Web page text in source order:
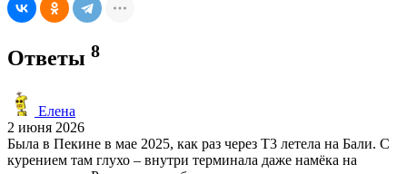
Ответы 8
Елена
2 июня 2026
Была в Пекине в мае 2025, как раз через T3 летела на Бали. С
курением там глухо – внутри терминала даже намёка на